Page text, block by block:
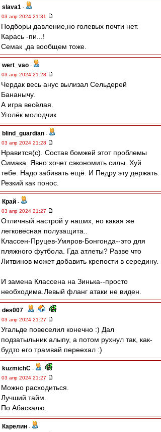
slava1 -
03 апр 2024 21:31
Подборы давление,но голевых почти нет.
Карась -пи...!
Семак ,да вообщем тоже.
wert_vao -
03 апр 2024 21:28
Чердак весь анус вылизал Сельдерей
Бананычу.
А игра весёлая.
Уголёк молодчик
blind_guardian -
03 апр 2024 21:28
Нравится(с). Состав бомжей этот проблемы
Симака. Явно хочет сэкономить силы. Хуй
тебе. Надо забивать ещё. И Педру эту держать.
Резкий как понос.
Край -
03 апр 2024 21:27
Отличный настрой у наших, но какая же
легковесная полузащита..
Классен-Пруцев-Умяров-Бонгонда--это для
пляжного футбола. Гда атлеты? Разве что
Литвинов может добавить крепости в середину.
И замена Классена на Зинька--просто
необходима.Левый фланг атаки не виден.
des007 -
03 апр 2024 21:27
Угальде повеселил конечно :) Дал
подзатыльник алыпу, а потом рухнул так, как-
будто его трамвай переехал :)
kuzmichC -
03 апр 2024 21:27
Можно расходиться.
Лучший тайм.
По Абаскалю.
Карелин -